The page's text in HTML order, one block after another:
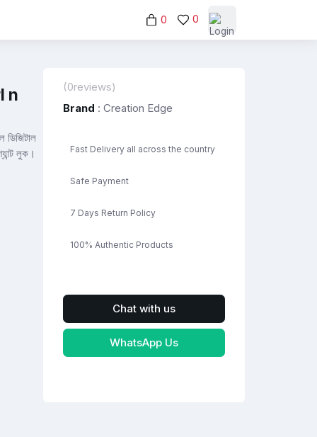
0 0
n
লুক।
(0reviews)
Brand : Creation Edge
Fast Delivery all across the country
Safe Payment
7 Days Return Policy
100% Authentic Products
Chat with us
WhatsApp Us